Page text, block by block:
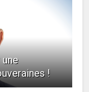
une
!